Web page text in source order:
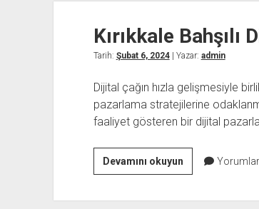
Kırıkkale
Tarih: Şubat 6, 2024| Yazar: admin
Dijital çağın hızla gelişmesiyle
pazarlama stratejilerine
faaliyet gösteren bir dijital
Devamını okuyunKırıkkale
Bahşılı
Yorumlar